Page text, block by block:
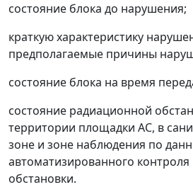
состояние блока до нарушения;
краткую характеристику
предполагаемые причины
состояние блока на время
состояние радиационной
территории площадки АС, в
зоне и зоне наблюдения по
автоматизированного
обстановки.